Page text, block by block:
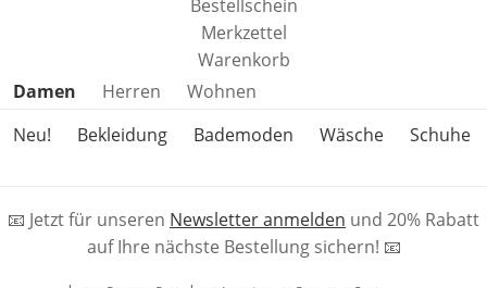
Bestellschein
Merkzettel
Warenkorb
Produktkategorien überspringen
Damen Herren
Wohnen
Neu!
Bekleidung Bademoden Wäsche Schuhe
📧 Jetzt für unseren Newsletter anmelden und 20% Rabatt
auf Ihre nächste Bestellung sichern! 📧